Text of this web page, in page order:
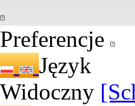
Preferencje
Język
Widoczny